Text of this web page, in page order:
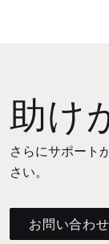
助け
さらにサポート
さい。
お問い合わせ